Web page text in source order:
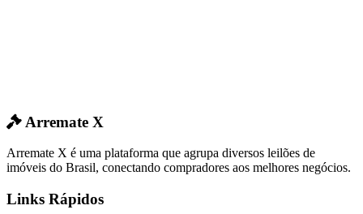
Arremate X
Arremate X é uma plataforma que agrupa diversos leilões de
imóveis do Brasil, conectando compradores aos melhores negócios.
Links Rápidos